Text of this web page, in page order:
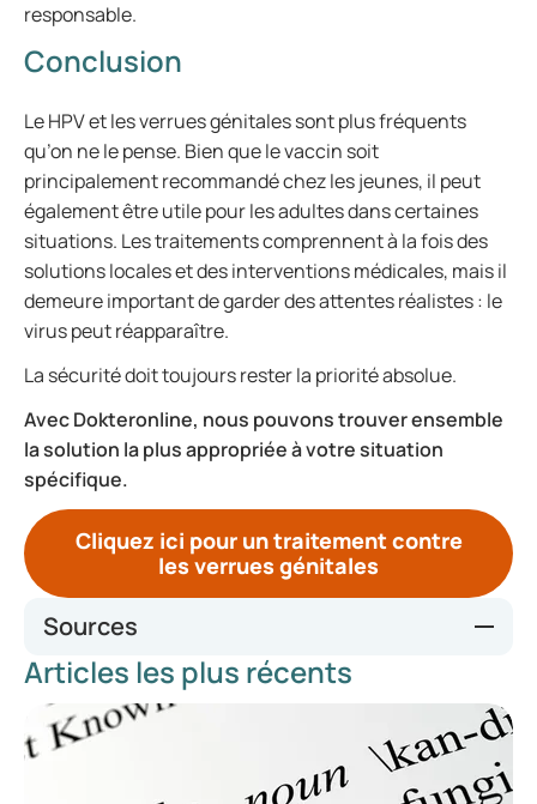
responsable.
Conclusion
Le HPV et les verrues génitales sont plus fréquents
qu’on ne le pense. Bien que le vaccin soit
principalement recommandé chez les jeunes, il peut
également être utile pour les adultes dans certaines
situations. Les traitements comprennent à la fois des
solutions locales et des interventions médicales, mais il
demeure important de garder des attentes réalistes : le
virus peut réapparaître.
La sécurité doit toujours rester la priorité absolue.
Avec Dokteronline, nous pouvons trouver ensemble
la solution la plus appropriée à votre situation
spécifique.
Cliquez ici pour un traitement contre
les verrues génitales
Sources
https://www.soaaids.nl/nl/alle-soas/genitale-wratten
https://www.soaaids.nl/nl/professionals/actueel/nieuwsber
icht/zet-hpv-vaccin-ook-in-tegen-genitale-wratten
https://www.soaaids.nl/nl/alle-soas/hpv/hpv-wat-weet-je-
Articles les plus récents